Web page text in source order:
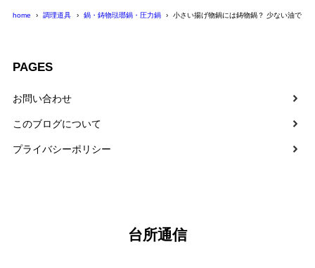
home 調理道具 鍋・鋳物琺瑯鍋・圧力鍋 小さい揚げ物鍋には鋳物鍋？ 少ない油でも
PAGES
お問い合わせ
このブログについて
プライバシーポリシー
台所通信